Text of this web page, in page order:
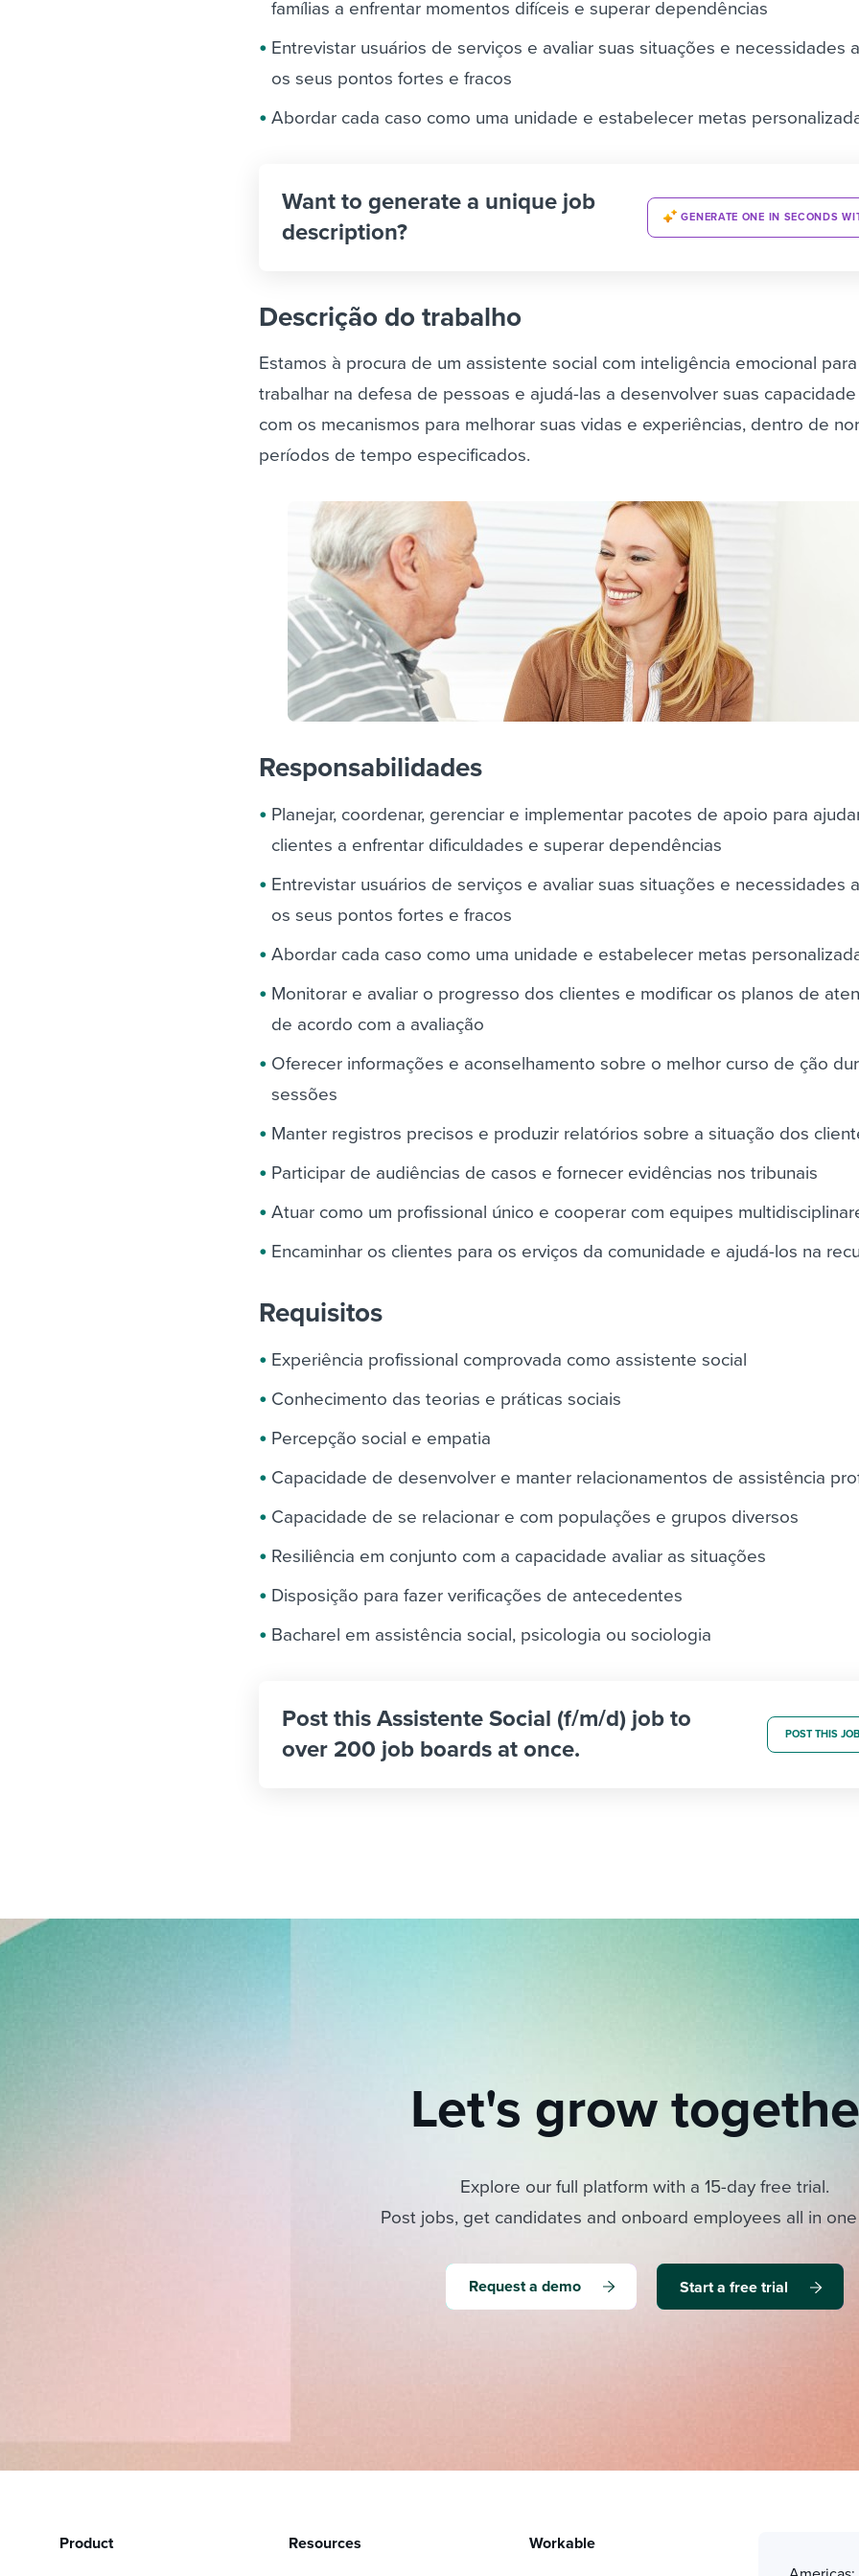
famílias a enfrentar momentos difíceis e superar dependências
Entrevistar usuários de serviços e avaliar suas situações e necessidades
os seus pontos fortes e fracos
Abordar cada caso como uma unidade e estabelecer metas
Want to generate a unique job
description?
GENERATE ONE IN SECONDS
Descrição do trabalho
Estamos à procura de um assistente social com inteligência emocional para
trabalhar na defesa de pessoas e ajudá-las a desenvolver suas
com os mecanismos para melhorar suas vidas e experiências, dentro de
períodos de tempo especificados.
Responsabilidades
Planejar, coordenar, gerenciar e implementar pacotes de apoio para
clientes a enfrentar dificuldades e superar dependências
Entrevistar usuários de serviços e avaliar suas situações e necessidades
os seus pontos fortes e fracos
Abordar cada caso como uma unidade e estabelecer metas
Monitorar e avaliar o progresso dos clientes e modificar os planos de
de acordo com a avaliação
Oferecer informações e aconselhamento sobre o melhor curso de ção
sessões
Manter registros precisos e produzir relatórios sobre a situação dos
Participar de audiências de casos e fornecer evidências nos tribunais
Atuar como um profissional único e cooperar com equipes
Encaminhar os clientes para os erviços da comunidade e ajudá-los na
Requisitos
Experiência profissional comprovada como assistente social
Conhecimento das teorias e práticas sociais
Percepção social e empatia
Capacidade de desenvolver e manter relacionamentos de assistência
Capacidade de se relacionar e com populações e grupos diversos
Resiliência em conjunto com a capacidade avaliar as situações
Disposição para fazer verificações de antecedentes
Bacharel em assistência social, psicologia ou sociologia
Post this Assistente Social (f/m/d) job to
over 200 job boards at once.
POST THIS
Let's grow
Explore our full platform with a 15-day free trial.
Post jobs, get candidates and onboard employees all in
Request a demo Start a free trial
Product Resources
Workable